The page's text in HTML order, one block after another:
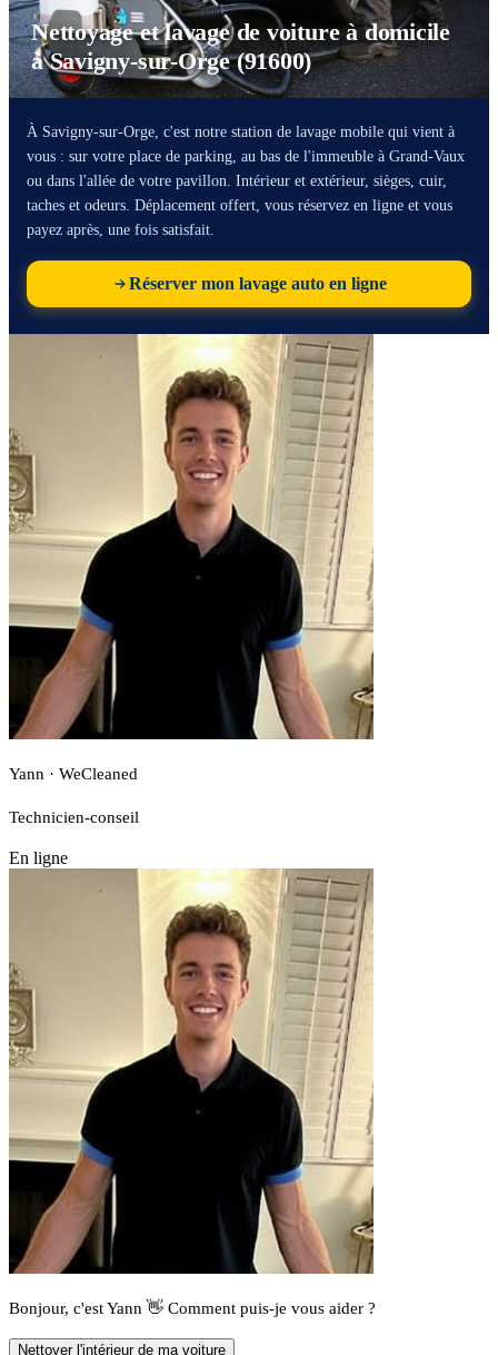
Nettoyage et lavage de voiture à domicile
à Savigny-sur-Orge (91600)
À Savigny-sur-Orge, c'est notre station de lavage mobile qui vient à
vous : sur votre place de parking, au bas de l'immeuble à Grand-Vaux
ou dans l'allée de votre pavillon. Intérieur et extérieur, sièges, cuir,
taches et odeurs. Déplacement offert, vous réservez en ligne et vous
payez après, une fois satisfait.
Réserver mon lavage auto en ligne
Yann · WeCleaned
Technicien-conseil
En ligne
Bonjour, c'est Yann 👋 Comment puis-je vous aider ?
Nettoyer l'intérieur de ma voiture